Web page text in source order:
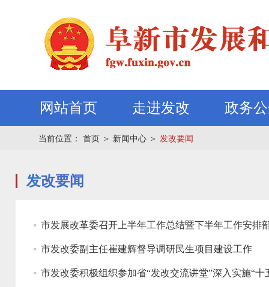
网站首页 走进发改 政务
当前位置： 首页 ＞ 新闻中心 ＞ 发改要闻
发改要闻
市发展改革委召开上半年工作总结暨下半年工作安排
市发改委副主任崔建辉督导调研民生项目建设工作
市发改委积极组织参加省“发改交流讲堂”深入实施“